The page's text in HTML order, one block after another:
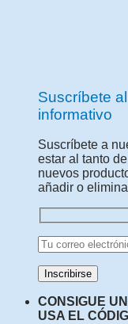
Suscríbete
informativo
Suscríbete a
estar al tanto
nuevos
añadir o
CONSIGUE
USA EL